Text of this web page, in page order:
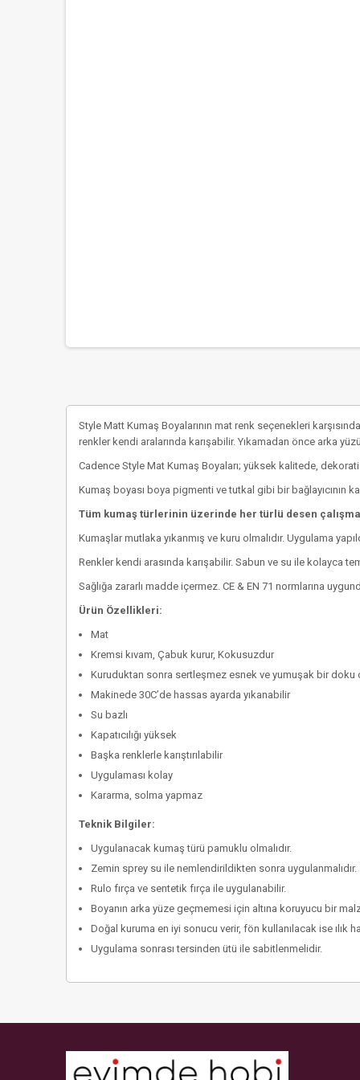
Style Matt Kumaş Boyalarının mat renk seçenekleri
renkler kendi aralarında karışabilir. Yıkamadan önce arka
Cadence Style Mat Kumaş Boyaları; yüksek kalitede,
Kumaş boyası boya pigmenti ve tutkal gibi bir bağlayıcının
Tüm kumaş türlerinin üzerinde her türlü desen
Kumaşlar mutlaka yıkanmış ve kuru olmalıdır. Uygulama
Renkler kendi arasında karışabilir. Sabun ve su ile kolayca
Sağlığa zararlı madde içermez. CE & EN 71 normlarına
Ürün Özellikleri:
Mat
Kremsi kıvam, Çabuk kurur, Kokusuzdur
Kuruduktan sonra sertleşmez esnek ve yumuşak bir doku
Makinede 30C’de hassas ayarda yıkanabilir
Su bazlı
Kapatıcılığı yüksek
Başka renklerle karıştırılabilir
Uygulaması kolay
Kararma, solma yapmaz
Teknik Bilgiler:
Uygulanacak kumaş türü pamuklu olmalıdır.
Zemin sprey su ile nemlendirildikten sonra uygulanmalıdır.
Rulo fırça ve sentetik fırça ile uygulanabilir.
Boyanın arka yüze geçmemesi için altına koruyucu bir
Doğal kuruma en iyi sonucu verir, fön kullanılacak ise ılık
Uygulama sonrası tersinden ütü ile sabitlenmelidir.